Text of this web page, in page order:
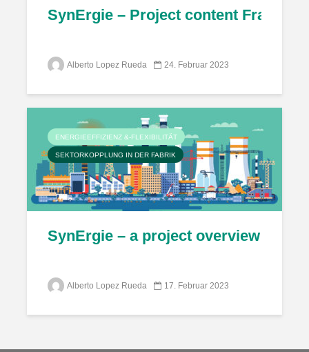
SynErgie – Project content
Alberto Lopez Rueda 24. Februar 2023
ENERGIEEFFIZIENZ &-FLEXIBILITÄT
SEKTORKOPPLUNG IN DER FABRIK
SynErgie – a project overview
Alberto Lopez Rueda 17. Februar 2023